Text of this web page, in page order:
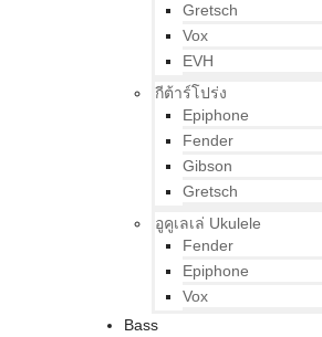
Gretsch
Vox
EVH
กีต้าร์โปร่ง
Epiphone
Fender
Gibson
Gretsch
อูคูเลเล่ Ukulele
Fender
Epiphone
Vox
Bass